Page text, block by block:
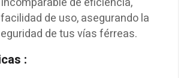
de uso, asegurando la
de tus vías férreas.
: